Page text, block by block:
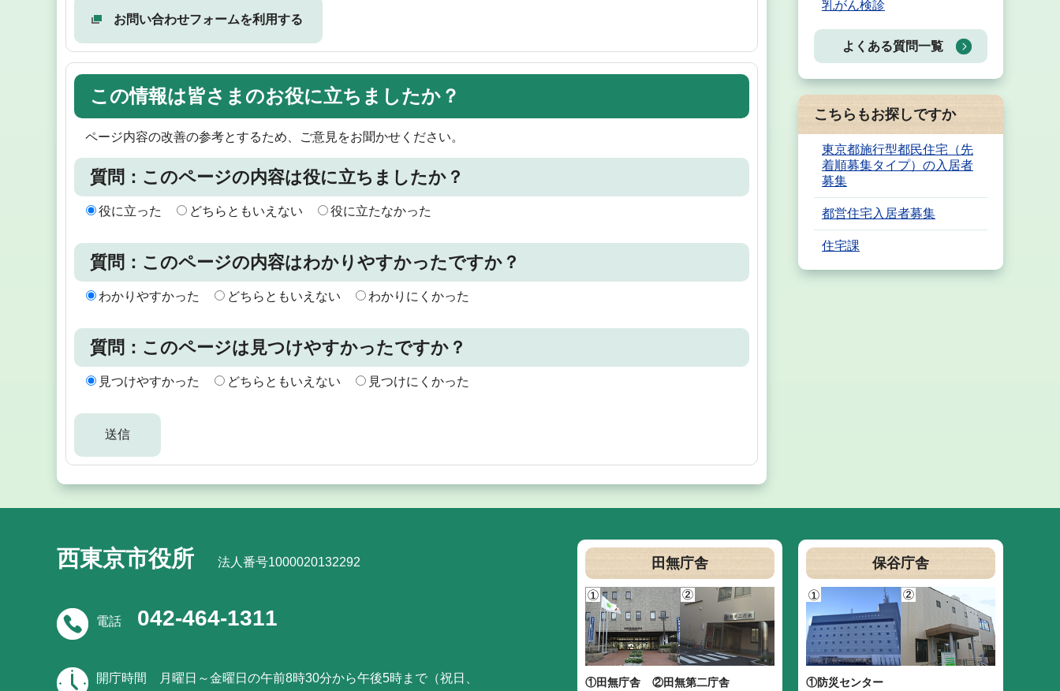
お問い合わせフォームを利用する
この情報は皆さまのお役に立ちましたか？
ページ内容の改善の参考とするため、ご意見をお聞かせください。
質問：このページの内容は役に立ちましたか？
役に立った どちらともいえない 役に立たなかった
質問：このページの内容はわかりやすかったですか？
わかりやすかった どちらともいえない わかりにくかった
質問：このページは見つけやすかったですか？
見つけやすかった どちらともいえない 見つけにくかった
乳がん検診
よくある質問一覧
こちらもお探しですか
東京都施行型都民住宅（先
着順募集タイプ）の入居者
募集
都営住宅入居者募集
住宅課
西東京市役所 法人番号1000020132292
電話 042-464-1311
開庁時間 月曜日～金曜日の午前8時30分から午後5時まで（祝日、
田無庁舎
①田無庁舎 ②田無第二庁舎
保谷庁舎
①防災センター